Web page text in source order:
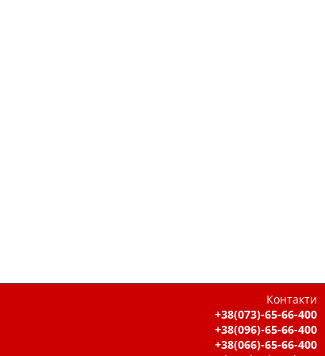
Контакти
+38(073)-65-66-400
+38(096)-65-66-400
+38(066)-65-66-400